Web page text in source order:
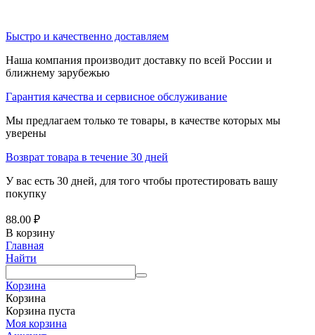
Быстро и качественно доставляем
Наша компания производит доставку по всей России и
ближнему зарубежью
Гарантия качества и сервисное обслуживание
Мы предлагаем только те товары, в качестве которых мы
уверены
Возврат товара в течение 30 дней
У вас есть 30 дней, для того чтобы протестировать вашу
покупку
88.00 ₽
В корзину
Главная
Найти
Корзина
Корзина
Корзина пуста
Моя корзина